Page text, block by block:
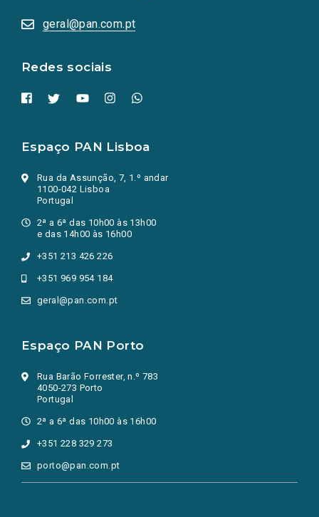
geral@pan.com.pt
Redes sociais
numa
nova
Espaço PAN Lisboa
Rua da Assunção, 7, 1.º andar
1100-042 Lisboa
Portugal
2ª a 6ª das 10h00 às 13h00
e das 14h00 às 16h00
+351 213 426 226
+351 969 954 184
geral@pan.com.pt
Espaço PAN Porto
Rua Barão Forrester, n.º 783
4050-273 Porto
Portugal
2ª a 6ª das 10h00 às 16h00
+351 228 329 273
porto@pan.com.pt